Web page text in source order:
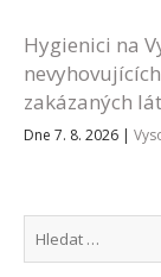
Hygienici na
zakázaných
Dne 7. 8. 2026 |